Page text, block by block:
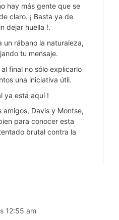
hay más gente que se
claro. ¡ Basta ya de
dejar huella !.
rábano la naturaleza,
tu mensaje.
final no sólo explicarlo
una iniciativa útil.
ya está aquí !
amigos, Davis y Montse,
para conocer esta
brutal contra la
12:55 am